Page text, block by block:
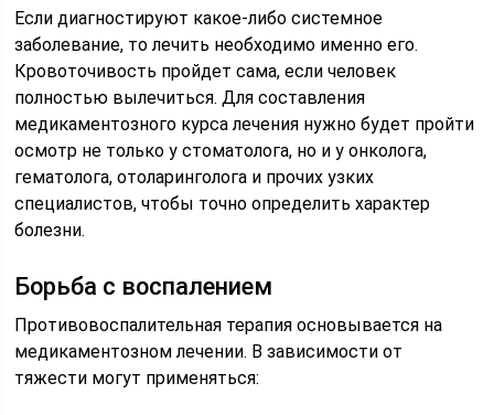
Если диагностируют какое-либо системное
заболевание, то лечить необходимо именно его.
Кровоточивость пройдет сама, если человек
полностью вылечиться. Для составления
медикаментозного курса лечения нужно будет пройти
осмотр не только у стоматолога, но и у онколога,
гематолога, отоларинголога и прочих узких
специалистов, чтобы точно определить характер
болезни.
Борьба с воспалением
Противовоспалительная терапия основывается на
медикаментозном лечении. В зависимости от
тяжести могут применяться: